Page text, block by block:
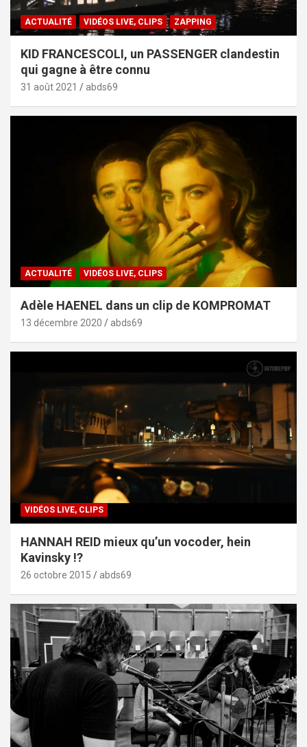
ACTUALITÉ VIDÉOS LIVE, CLIPS ZAPPING
KID FRANCESCOLI, un PASSENGER clandestin
qui gagne à être connu
31 août 2021 abds69
ACTUALITÉ VIDÉOS LIVE, CLIPS
Adèle HAENEL dans un clip de KOMPROMAT
13 décembre 2020 abds69
VIDÉOS LIVE, CLIPS
HANNAH REID mieux qu’un vocoder, hein
Kavinsky !?
26 octobre 2015 abds69